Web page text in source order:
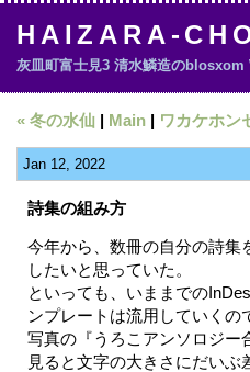
HAIZARA-
灰皿町富士見3 清水鱗造のblosxom
« 冬の水仙 | Main | ワカケホン
Jan 12, 2022
詩集の組み方
今年から、数冊の自分の詩集
したいと思っていた。
といっても、いままでの
ンプレートは流用していくの
写真の『うろこアンソロジー
見ると文字の大きさにだい